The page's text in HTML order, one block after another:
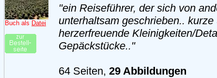
Buch als Datei
"ein Reiseführer, der sich von
unterhaltsam geschrieben.. kurze
herzerfreuende Kleinigkeiten/
Gepäckstücke.."
64 Seiten, 29 Abbildungen